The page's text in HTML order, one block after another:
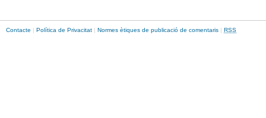
Contacte | Política de Privacitat | Normes ètiques de publicació de comentaris | RSS